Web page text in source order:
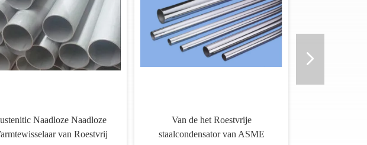
Naadloze Naadloze
van Roestvrij
Van de het Roestvrije
staalcondensator van ASME